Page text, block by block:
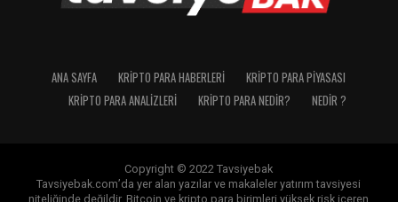
ANA SAYFA KRIPTO PARA HABERLERI
KRIPTO PARA PIYASASI
KRIPTO PARA ANALIZLERI
KRIPTO PARA NEDIR? NEDIR ?
Copyright © 2022 Tavsiyebak
Tavsiyebak.com’da yer alan yazılar ve makaleler yatırım tavsiyesi
niteliğinde değildir. Bitcoin ve kripto para birimleri yüksek risk içeren